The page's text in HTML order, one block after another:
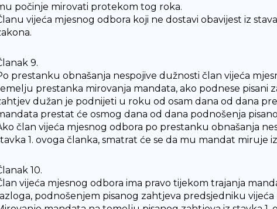
počinje mirovati protekom tog roka.
vijeća mjesnog odbora koji ne dostavi obavijest iz
9.
prestanku obnašanja nespojive dužnosti član vijeća
prestanka mirovanja mandata, ako podnese pisani
dužan je podnijeti u roku od osam dana od dana
prestat će osmog dana od dana podnošenja
član vijeća mjesnog odbora po prestanku obnašanja
1. ovoga članka, smatrat će se da mu mandat miruje
10.
vijeća mjesnog odbora ima pravo tijekom trajanja
podnošenjem pisanog zahtjeva predsjedniku vijeća